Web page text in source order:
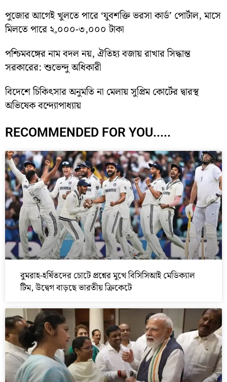
পুজোর আগেই খুলতে পারে ‘যুবশক্তি ভরসা কার্ড’ পোর্টাল, মাসে
মিলতে পারে ২,০০০-৩,০০০ টাকা
পশ্চিমবঙ্গের নাম বদল নয়, ঐতিহ্য বজায় রাখার সিদ্ধান্ত
সরকারের: শুভেন্দু অধিকারী
বিদেশে চিকিৎসার অনুমতি না মেলায় সুপ্রিম কোর্টের দ্বারস্থ
অভিষেক বন্দ্যোপাধ্যায়
RECOMMENDED FOR YOU.....
বুমরাহ-হর্ষিতদের চোটে প্রশ্নের মুখে বিসিসিআই মেডিক্যাল
টিম, উদ্বেগ বাড়ছে ভারতীয় ক্রিকেটে